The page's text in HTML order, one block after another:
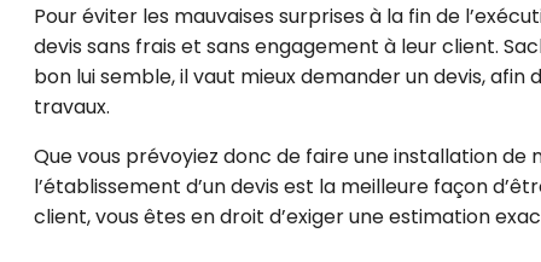
Pour éviter les mauvaises surprises à la fin de
devis sans frais et sans engagement à leur client.
bon lui semble, il vaut mieux demander un devis,
travaux.
Que vous prévoyiez donc de faire une installation
l’établissement d’un devis est la meilleure façon
client, vous êtes en droit d’exiger une estimation